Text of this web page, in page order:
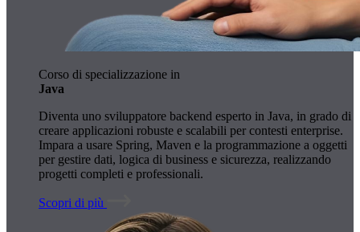
Corso di specializzazione in
Java
Diventa uno sviluppatore backend esperto in Java, in grado di
creare applicazioni robuste e scalabili per contesti enterprise.
Impara a usare Spring, Maven e la programmazione a oggetti
per gestire dati, logica di business e sicurezza, realizzando
progetti completi e professionali.
Scopri di più